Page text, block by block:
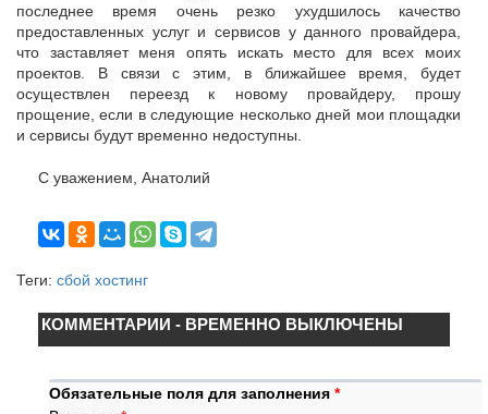
последнее время очень резко ухудшилось качество
предоставленных услуг и сервисов у данного провайдера,
что заставляет меня опять искать место для всех моих
проектов. В связи с этим, в ближайшее время, будет
осуществлен переезд к новому провайдеру, прошу
прощение, если в следующие несколько дней мои площадки
и сервисы будут временно недоступны.
С уважением, Анатолий
Теги: сбой хостинг
КОММЕНТАРИИ - ВРЕМЕННО ВЫКЛЮЧЕНЫ
Обязательные поля для заполнения *